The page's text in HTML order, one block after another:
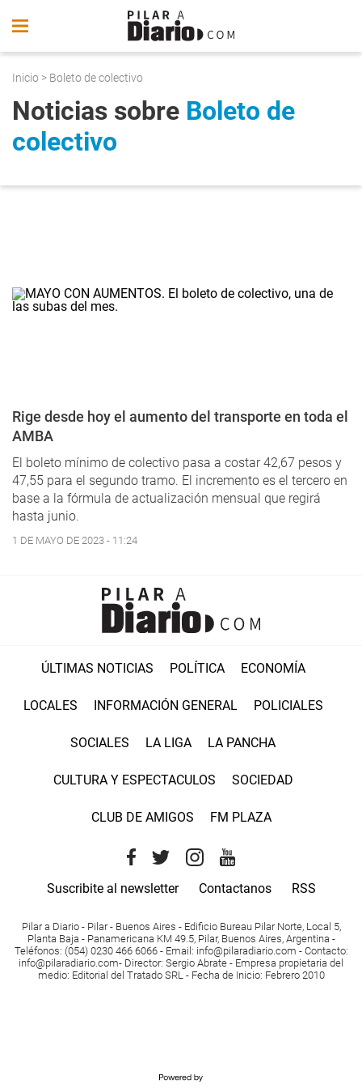
Inicio > Boleto de colectivo
Noticias sobre Boleto de
colectivo
Rige desde hoy el aumento del transporte en toda el
AMBA
El boleto mínimo de colectivo pasa a costar 42,67 pesos y
47,55 para el segundo tramo. El incremento es el tercero en
base a la fórmula de actualización mensual que regirá
hasta junio.
1 DE MAYO DE 2023 - 11:24
ÚLTIMAS NOTICIAS POLÍTICA ECONOMÍA
LOCALES INFORMACIÓN GENERAL POLICIALES
SOCIALES LA LIGA LA PANCHA
CULTURA Y ESPECTACULOS SOCIEDAD
CLUB DE AMIGOS FM PLAZA
Suscribite al newsletter Contactanos RSS
Pilar a Diario - Pilar - Buenos Aires - Edificio Bureau Pilar Norte, Local 5,
Planta Baja - Panamericana KM 49.5, Pilar, Buenos Aires, Argentina -
Teléfonos: (054) 0230 466 6066 - Email: info@pilaradiario.com - Contacto:
info@pilaradiario.com- Director: Sergio Abrate - Empresa propietaria del
medio: Editorial del Tratado SRL - Fecha de Inicio: Febrero 2010